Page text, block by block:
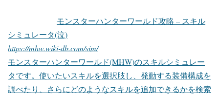
モンスターハンターワールド攻略 – スキル
シミュレータ(泣)
https://mhw.wiki-db.com/sim/
モンスターハンターワールド(MHW)のスキルシミュレー
タです。使いたいスキルを選択肢し、発動する装備構成を
調べたり、さらにどのようなスキルを追加できるかを検索